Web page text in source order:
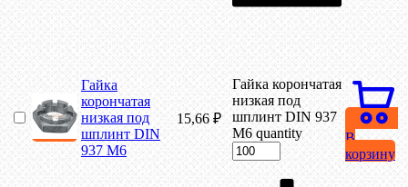
Гайка
корончатая
низкая под
шплинт DIN
937 М6
15,66 ₽
Гайка корончатая
низкая под
шплинт DIN 937
М6 quantity
В
корзину